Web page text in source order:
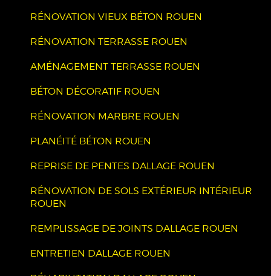
RÉNOVATION VIEUX BÉTON ROUEN
RÉNOVATION TERRASSE ROUEN
AMÉNAGEMENT TERRASSE ROUEN
BÉTON DÉCORATIF ROUEN
RÉNOVATION MARBRE ROUEN
PLANÉITÉ BÉTON ROUEN
REPRISE DE PENTES DALLAGE ROUEN
RÉNOVATION DE SOLS EXTÉRIEUR INTÉRIEUR
ROUEN
REMPLISSAGE DE JOINTS DALLAGE ROUEN
ENTRETIEN DALLAGE ROUEN